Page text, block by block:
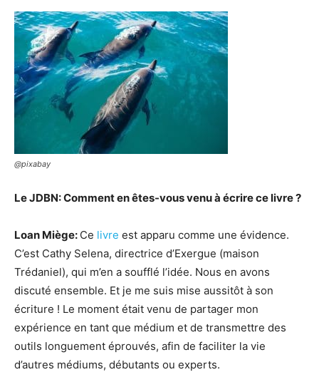
@pixabay
Le JDBN: Comment en êtes-vous venu à écrire ce livre ?
Loan Miège: Ce livre est apparu comme une évidence.
C’est Cathy Selena, directrice d’Exergue (maison
Trédaniel), qui m’en a soufflé l’idée. Nous en avons
discuté ensemble. Et je me suis mise aussitôt à son
écriture ! Le moment était venu de partager mon
expérience en tant que médium et de transmettre des
outils longuement éprouvés, afin de faciliter la vie
d’autres médiums, débutants ou experts.